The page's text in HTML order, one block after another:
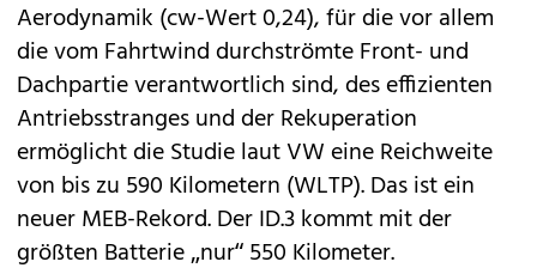
Aerodynamik (cw-Wert 0,24), für die vor allem
die vom Fahrtwind durchströmte Front- und
Dachpartie verantwortlich sind, des effizienten
Antriebsstranges und der Rekuperation
ermöglicht die Studie laut VW eine Reichweite
von bis zu 590 Kilometern (WLTP). Das ist ein
neuer MEB-Rekord. Der ID.3 kommt mit der
größten Batterie „nur“ 550 Kilometer.